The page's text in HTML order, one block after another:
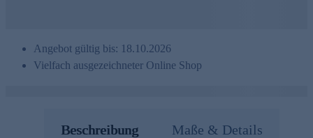
Angebot gültig bis: 18.10.2026
Vielfach ausgezeichneter Online Shop
Beschreibung Maße & Details